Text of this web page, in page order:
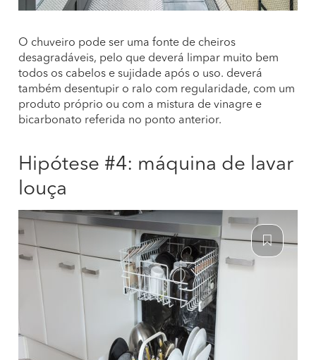
O chuveiro pode ser uma fonte de cheiros
desagradáveis, pelo que deverá limpar muito bem
todos os cabelos e sujidade após o uso. deverá
também desentupir o ralo com regularidade, com um
produto próprio ou com a mistura de vinagre e
bicarbonato referida no ponto anterior.
Hipótese #4: máquina de lavar
louça